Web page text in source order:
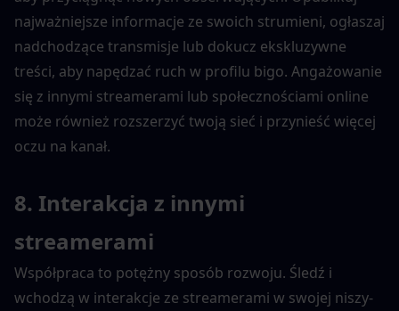
najważniejsze informacje ze swoich strumieni, ogłaszaj
nadchodzące transmisje lub dokucz ekskluzywne
treści, aby napędzać ruch w profilu bigo. Angażowanie
się z innymi streamerami lub społecznościami online
może również rozszerzyć twoją sieć i przynieść więcej
oczu na kanał.
8. Interakcja z innymi
streamerami
Współpraca to potężny sposób rozwoju. Śledź i
wchodzą w interakcje ze streamerami w swojej niszy-